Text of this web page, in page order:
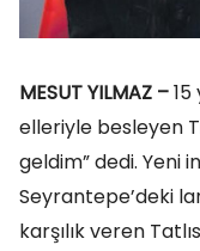
MESUT YILMAZ –15
elleriyle besleyen
geldim” dedi. Yeni
Seyrantepe’deki
karşılık veren